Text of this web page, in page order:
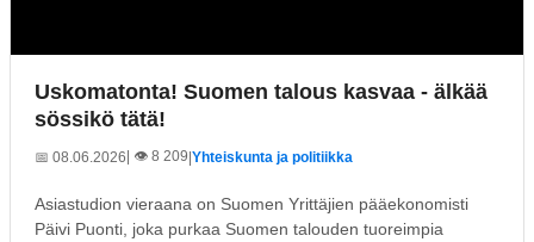
Uskomatonta! Suomen talous kasvaa - älkää
sössikö tätä!
📅 08.06.2026| 👁️ 8 209 Yhteiskunta ja politiikka
Asiastudion vieraana on Suomen Yrittäjien pääekonomisti
Päivi Puonti, joka purkaa Suomen talouden tuoreimpia